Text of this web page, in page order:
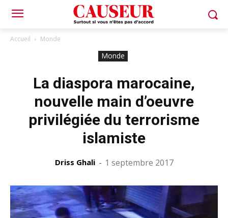
Accueil Monde
Monde
La diaspora marocaine,
nouvelle main d’oeuvre
privilégiée du terrorisme
islamiste
Driss Ghali - 1 septembre 2017